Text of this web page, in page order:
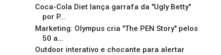
Coca-Cola Diet lança garrafa da "Ugly Betty"
por P...
Marketing: Olympus cria "The PEN Story" pelos
50 a...
Outdoor interativo e chocante para alertar